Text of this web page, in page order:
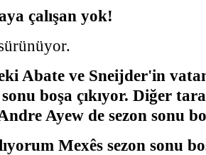
çalışan yok!
Abate ve Sneijder'in
boşa çıkıyor. Diğer
Ayew de sezon sonu
Mexês sezon sonu